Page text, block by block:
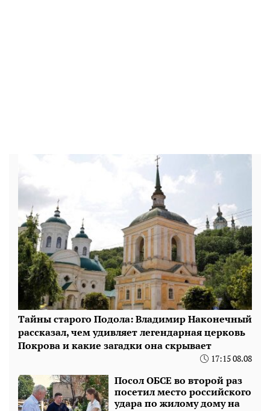
Тайны старого Подола: Владимир Наконечный
рассказал, чем удивляет легендарная церковь
Покрова и какие загадки она скрывает
17:15 08.08
Посол ОБСЕ во второй раз
посетил место российского
удара по жилому дому на